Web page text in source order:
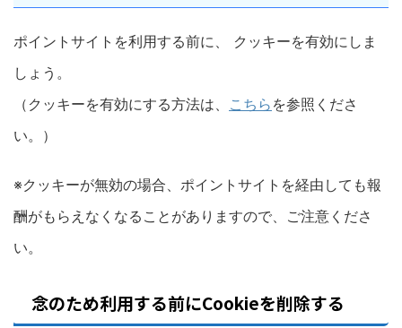
ポイントサイトを利用する前に、 クッキーを有効にしま
しょう。
（クッキーを有効にする方法は、 こちら を参照くださ
い。）
※クッキーが無効の場合、ポイントサイトを経由しても報
酬がもらえなくなることがありますので、ご注意くださ
い。
念のため利用する前にCookieを削除する